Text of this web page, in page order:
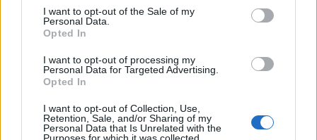
consent section.
I want to opt-out of the Sale of my
Personal Data.
Opted In
I want to opt-out of processing my
Personal Data for Targeted Advertising.
Opted In
I want to opt-out of Collection, Use,
Retention, Sale, and/or Sharing of my
Personal Data that Is Unrelated with the
Purposes for which it was collected.
Mario Malu
Paolo Pinna